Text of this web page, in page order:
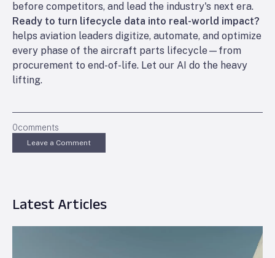
before competitors, and lead the industry's next era.
Ready to turn lifecycle data into real-world impact?
helps aviation leaders digitize, automate, and optimize
every phase of the aircraft parts lifecycle—from
procurement to end-of-life. Let our AI do the heavy
lifting.
0comments
Leave a Comment
Latest Articles